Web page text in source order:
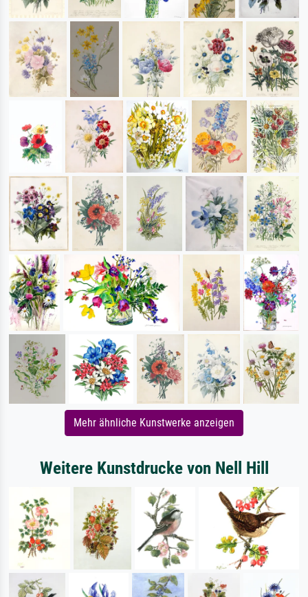
Mehr ähnliche Kunstwerke anzeigen
Weitere Kunstdrucke von Nell Hill